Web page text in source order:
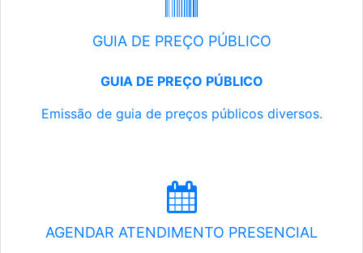
GUIA DE PREÇO PÚBLICO
GUIA DE PREÇO PÚBLICO
Emissão de guia de preços públicos diversos.
AGENDAR ATENDIMENTO PRESENCIAL